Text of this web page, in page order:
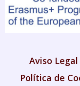
Aviso Legal
Política de